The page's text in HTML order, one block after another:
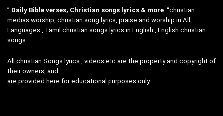
” Daily Bible verses, Christian songs lyrics & more “christian
medias worship, christian song lyrics, praise and worship in All
Languages , Tamil christian songs lyrics in English , English christian
songs .
All christian Songs lyrics , videos etc are the property and copyright of
their owners, and
are provided here for educational purposes only.